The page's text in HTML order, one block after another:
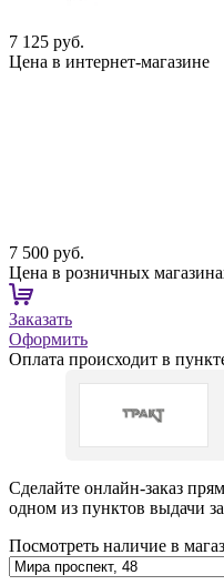
7 125 руб.
Цена в интернет-магазине
7 500 руб.
Цена в розничных
Заказать
Оформить
Оплата происходит в
Сделайте онлайн-заказ
одном из пунктов выдачи
Посмотреть наличие в